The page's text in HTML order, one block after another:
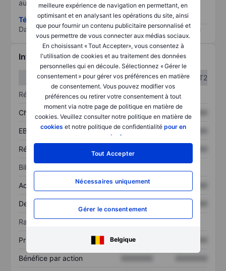
meilleure expérience de navigation en permettant, en
optimisant et en analysant les opérations du site, ainsi
que pour fournir un contenu publicitaire personnalisé et
vous permettre de vous connecter aux médias sociaux.
En choisissant « Tout Accepter», vous consentez à
l'utilisation de cookies et au traitement des données
personnelles qui en découle. Sélectionnez « Gérer le
consentement » pour gérer vos préférences en matière
de consentement. Vous pouvez modifier vos
préférences ou retirer votre consentement à tout
moment via notre page de politique en matière de
cookies. Veuillez consulter notre politique en matière de
cookies et notre politique de confidentialité pour en
savoir plus
Tout Accepter
Nécessaires uniquement
Gérer le consentement
Belgique
au risque le plus élevé).
Télécharger la méthodologie ESG (en anglais)
Data provided by
/
Informations financières
T1
T2
Résultats
Chiffre d’affaires XXXXXXX XXXXXXX
EBITDA XXXXXXX XXXXXXX
Résultat net
Bilan
Actif total XXXXXXX
Dette totale XXXXXXX
Ratios
Prix / ventes XXXXXXX
Bénéfice par action